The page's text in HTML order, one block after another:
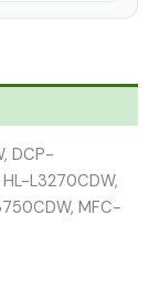
DCP-
L3270CDW,
MFC-